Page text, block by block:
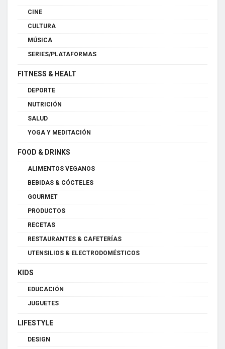
CINE
CULTURA
MÚSICA
SERIES/PLATAFORMAS
FITNESS & HEALT
DEPORTE
NUTRICIÓN
SALUD
YOGA Y MEDITACIÓN
FOOD & DRINKS
ALIMENTOS VEGANOS
BEBIDAS & CÓCTELES
GOURMET
PRODUCTOS
RECETAS
RESTAURANTES & CAFETERÍAS
UTENSILIOS & ELECTRODOMÉSTICOS
KIDS
EDUCACIÓN
JUGUETES
LIFESTYLE
DESIGN